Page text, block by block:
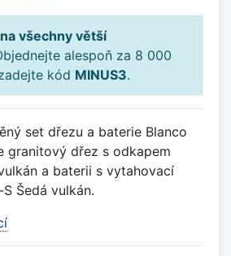
všechny větší
alespoň za 8 000
kód MINUS3.
set dřezu a baterie Blanco
granitový dřez s odkapem
a baterii s vytahovací
Šedá vulkán.